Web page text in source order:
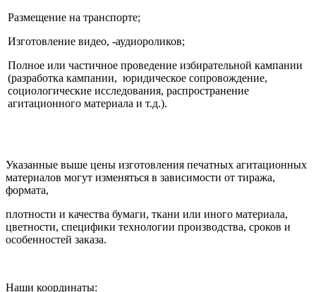
Размещение на транспорте;
Изготовление видео, -аудиороликов;
Полное или частичное проведение избирательной кампании
(разработка кампании, юридическое сопровождение,
социологические исследования, распространение
агитационного материала и т.д.).
Указанные выше цены изготовления печатных агитационных
материалов могут изменяться в зависимости от тиража,
формата,
плотности и качества бумаги, ткани или иного материала,
цветности, специфики технологии производства, сроков и
особенностей заказа.
Наши координаты: